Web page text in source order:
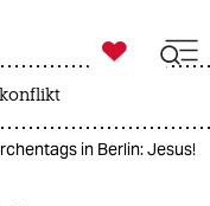

taz zahl ich
in Berlin: Jesus!